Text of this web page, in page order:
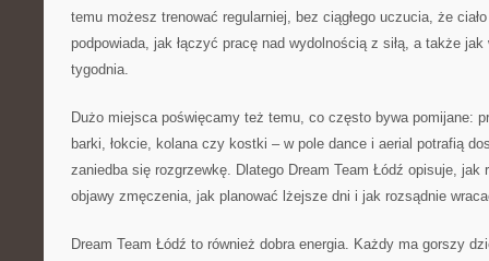
temu możesz trenować regularniej, bez ciągłego uczucia, że ciało
podpowiada, jak łączyć pracę nad wydolnością z siłą, a także
tygodnia.
Dużo miejsca poświęcamy też temu, co często bywa pomijane:
barki, łokcie, kolana czy kostki – w pole dance i aerial potrafią
zaniedba się rozgrzewkę. Dlatego Dream Team Łódź opisuje, jak
objawy zmęczenia, jak planować lżejsze dni i jak rozsądnie
Dream Team Łódź to również dobra energia. Każdy ma gorszy